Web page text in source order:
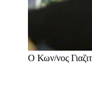
Ο Κων/νος